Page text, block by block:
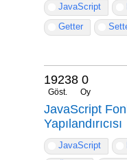
JavaScript
Getter
19238
Göst.
0
Oy
JavaScript
Yapılandırıcısı
JavaScript